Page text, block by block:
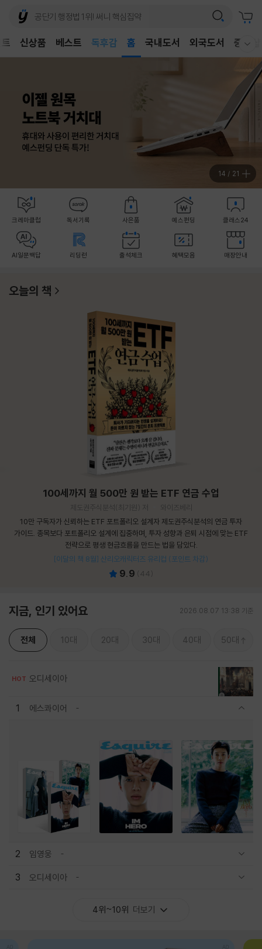
신상품 베스트
독후감
어린이
홈 국내도서 외국도서 중고샵
15 / 21
크레마클럽 독서기록 사은품 예스펀딩 클래스24
AI일문백답 리딩런 출석체크 혜택모음 매장안내
오늘의 책
100세까지 월 500만 원 받는 ETF 연금 수업
제도권주식분석(최기원) 저
와이즈베리
10만 구독자가 신뢰하는 ETF 포트폴리오 설계자 제도권주식분석의 연금 투자
가이드. 종목보다 포트폴리오 설계에 집중하며, 투자 성향과 은퇴 시점에 맞는 ETF
전략으로 평생 현금흐름을 만드는 법을 담았다.
[이달의 책 8월] 산리오캐릭터즈 유리컵 (포인트 차감)
9.9 44
지금, 인기 있어요 2026.08.07 13:38 기준
전체 10대 20대 30대 40대 50대
HOT 오디세이아
1 에스콰이어
2 임영웅
3 오디세이아
4위~10위 더보기